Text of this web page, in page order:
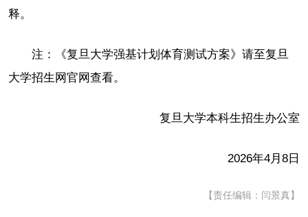
释。
注：《复旦大学强基计划体育测试方案》请至复旦
大学招生网官网查看。
复旦大学本科生招生办公室
2026年4月8日
【责任编辑：闫景真】